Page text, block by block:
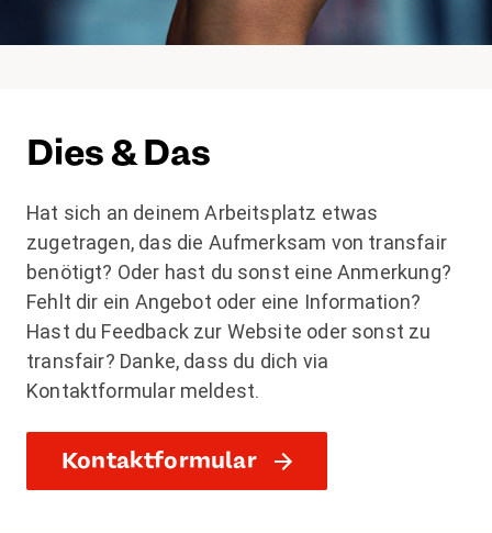
Dies & Das
Hat sich an deinem Arbeitsplatz etwas
zugetragen, das die Aufmerksam von transfair
benötigt? Oder hast du sonst eine Anmerkung?
Fehlt dir ein Angebot oder eine Information?
Hast du Feedback zur Website oder sonst zu
transfair? Danke, dass du dich via
Kontaktformular meldest.
Kontaktformular